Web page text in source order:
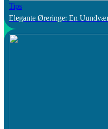
Tips
Elegante Øreringe: En